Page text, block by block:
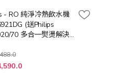
- RO 純淨冷熱飲水機
(送Philips
70 多合一熨燙解決